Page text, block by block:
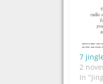
7
2
In